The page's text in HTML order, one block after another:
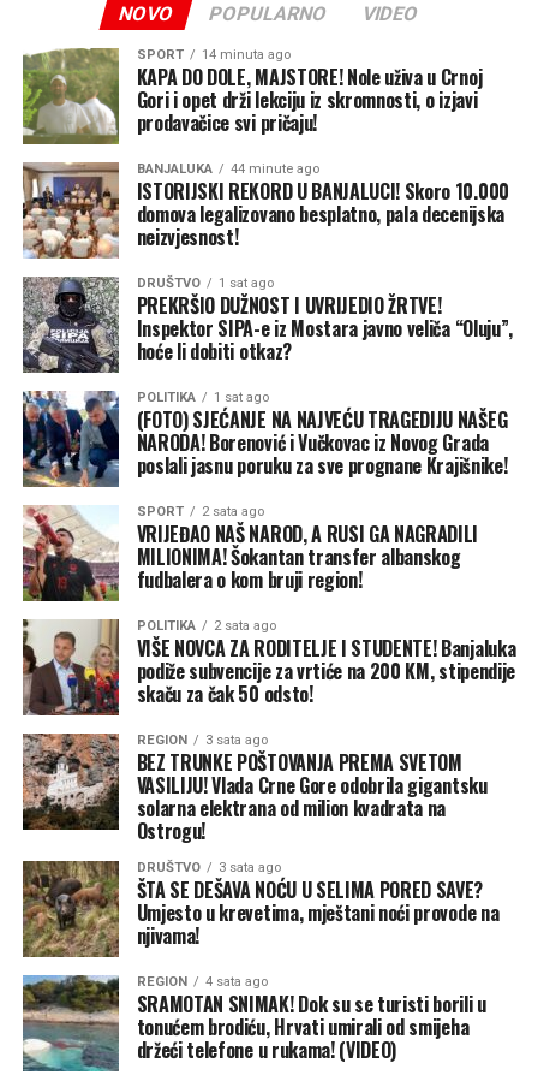
Poljoprivreda čini čak 60 odsto ukupnog robnog izvoza
Ukrajine, pa ovi ruski napadi stižu u najgorem mogućem
trenutku – baš kada se poljoprivrednici spremaju za
žetvu. Ako ova blokada potraje, Rusija bi mogla da
presiječe ključni izvor deviznih prihoda Ukrajine i ojača
svoju pregovaračku poziciju u svijetu tako što će nanijeti
udarac velikim uvoznicima žita u Africi i Aziji, piše Tajm.
Kijev, s druge strane, pokušava da umanji razmjere štete.
Nakon dvonedjeljnih žestokih udara ruskih dronova i
raketa na Odesu i druge primorske gradove, ukrajinski
ministar poljoprivrede Taras Visocki tvrdio je u julu da
su luke i dalje otvorene i operativne. Međutim, oko 90
odsto brodovlasnika obustavilo je dolaske jer su – baš
kao i u Ormuskom moreuzu blizu Irana – troškovi
osiguranja skočili u nebesa zbog konstantne opasnosti
od novih napada.
Ovo nije prvi put da je pomorski saobraćaj na Crnom
moru prekinut od početka ruske invazije. Talasi ruskih
napada na luke krajem 2025. i početkom 2026. godine
nisu zadugo usporili rad. Ali ovi posljednji udari su i širi i
žešći, u velikoj mjeri zato što su nedavni uspjesi Ukrajine,
naročito unutar same Rusije, isprovocirali Putina da
pokuša da povrati inicijativu na frontu. Za sada, i
Ukrajina i Rusija ostaju posvećene agresivnim vojnim
strategijama.
Putinova taktika i glavni cilj
Neposredni problem Ukrajine jeste to što se oslanja na
ograničene zalihe američkih PVO sistema „patriot” –
jedinu pouzdanu odbranu od ruskih raketa – kako bi
zaštitila svoje gradove i vojne linije snabdijevanja.
Premještanje „patriota” radi odbrane luka bilo bi i
preskupo i izuzetno rizično. Svjesna toga, Rusija će
nastaviti da gađa luke raketama i dronovima, ne
ostavljajući osiguravajućim kućama razlog da smanje
premije, a brodovlasnicima motiv da se vrate.
NOVO POPULARNO VIDEO
SPORT 14 minuta ago
KAPA DO DOLE, MAJSTORE! Nole uživa u Crnoj
Gori i opet drži lekciju iz skromnosti, o izjavi
prodavačice svi pričaju!
BANJALUKA 44 minute ago
ISTORIJSKI REKORD U BANJALUCI! Skoro 10.000
domova legalizovano besplatno, pala decenijska
neizvjesnost!
DRUŠTVO 1 sat ago
PREKRŠIO DUŽNOST I UVRIJEDIO ŽRTVE!
Inspektor SIPA-e iz Mostara javno veliča “Oluju”,
hoće li dobiti otkaz?
POLITIKA 1 sat ago
(FOTO) SJEĆANJE NA NAJVEĆU TRAGEDIJU NAŠEG
NARODA! Borenović i Vučkovac iz Novog Grada
poslali jasnu poruku za sve prognane Krajišnike!
SPORT 2 sata ago
VRIJEĐAO NAŠ NAROD, A RUSI GA NAGRADILI
MILIONIMA! Šokantan transfer albanskog
fudbalera o kom bruji region!
POLITIKA 2 sata ago
VIŠE NOVCA ZA RODITELJE I STUDENTE! Banjaluka
podiže subvencije za vrtiće na 200 KM, stipendije
skaču za čak 50 odsto!
REGION 3 sata ago
BEZ TRUNKE POŠTOVANJA PREMA SVETOM
VASILIJU! Vlada Crne Gore odobrila gigantsku
solarna elektrana od milion kvadrata na
Ostrogu!
DRUŠTVO 3 sata ago
ŠTA SE DEŠAVA NOĆU U SELIMA PORED SAVE?
Umjesto u krevetima, mještani noći provode na
njivama!
REGION 4 sata ago
SRAMOTAN SNIMAK! Dok su se turisti borili u
tonućem brodiću, Hrvati umirali od smijeha
držeći telefone u rukama! (VIDEO)